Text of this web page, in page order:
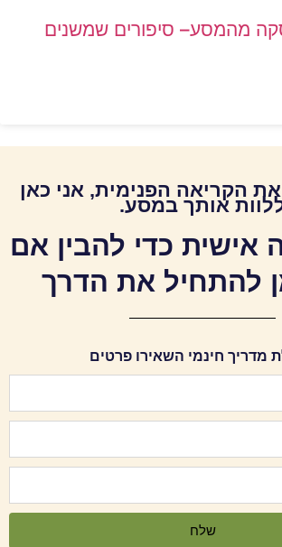
מהמסע– סיפורים שמשנים
הקריאה הפנימית, אני כאן
אותך במסע.
אישית כדי להבין אם
להתחיל את הדרך
מדריך חינמי השאירו פרטים
שלח